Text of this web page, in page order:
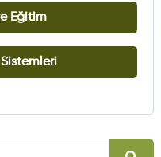
Eğitim